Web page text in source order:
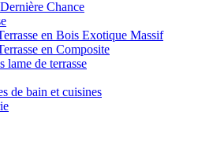
Chance
en Bois Exotique Massif
en Composite
lame de terrasse
de bain et cuisines